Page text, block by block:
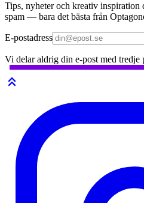
Tips, nyheter och kreativ
spam — bara det bästa från
E-postadress
Vi delar aldrig din e-post med tredje